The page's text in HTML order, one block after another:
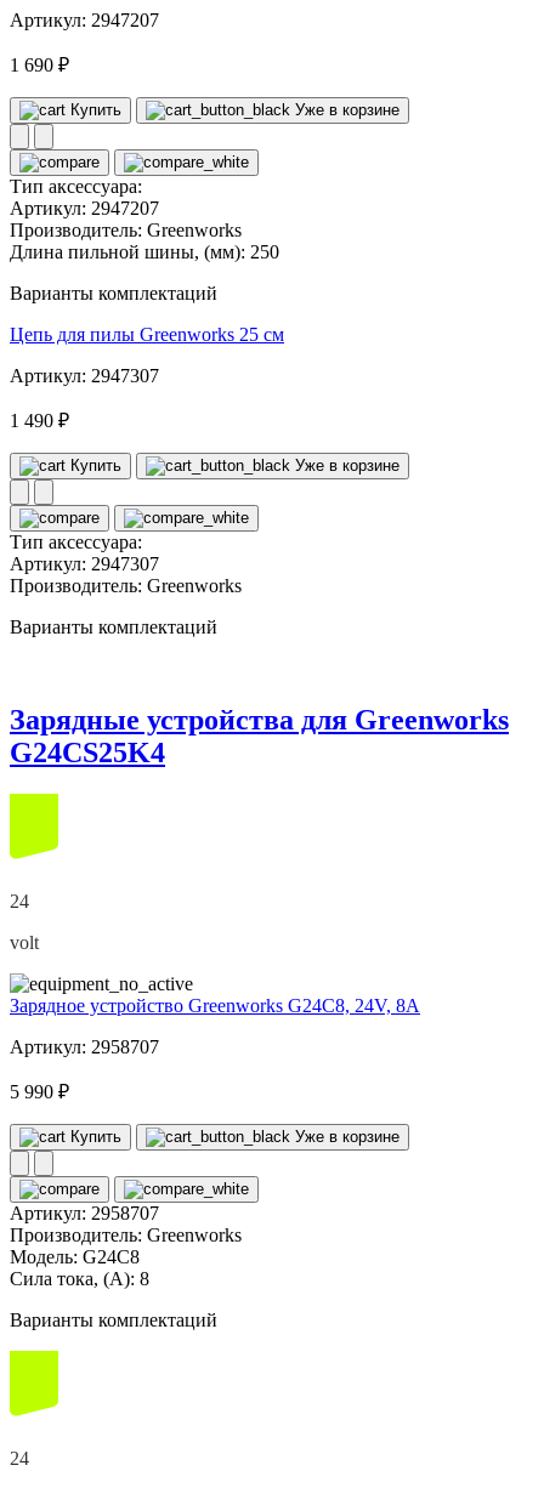
Артикул: 2947207
1 690 ₽
Купить Уже в корзине
Тип аксессуара:
Артикул: 2947207
Производитель: Greenworks
Длина пильной шины, (мм): 250
Варианты комплектаций
Цепь для пилы Greenworks 25 см
Артикул: 2947307
1 490 ₽
Купить Уже в корзине
Тип аксессуара:
Артикул: 2947307
Производитель: Greenworks
Варианты комплектаций
Зарядные устройства для Greenworks
G24CS25K4
24
volt
Зарядное устройство Greenworks G24C8, 24V, 8А
Артикул: 2958707
5 990 ₽
Купить Уже в корзине
Артикул: 2958707
Производитель: Greenworks
Модель: G24C8
Сила тока, (А): 8
Варианты комплектаций
24